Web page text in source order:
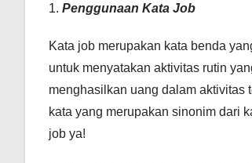
1. Penggunaan Kata Job
Kata job merupakan kata benda
untuk menyatakan aktivitas rutin
menghasilkan uang dalam aktivitas
kata yang merupakan sinonim dari
job ya!